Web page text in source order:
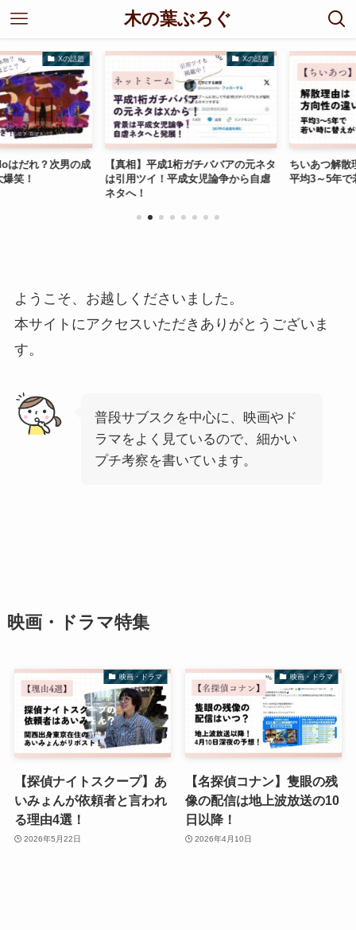
木の葉ぶろぐ
Xの話題
だれ？次男の成
！
Xの話題
【真相】平成1桁ガチババアの元ネタ
は引用ツイ！平成女児論争から自虐
ネタへ！
ちいあつ解散理
平均3～5年で
ようこそ、お越しくださいました。
本サイトにアクセスいただきありがとうございま
す。
普段サブスクを中心に、映画やド
ラマをよく見ているので、細かい
プチ考察を書いています。
映画・ドラマ特集
映画・ドラマ
【探偵ナイトスクープ】あ
いみょんが依頼者と言われ
る理由4選！
2026年5月22日
映画・ドラマ
【名探偵コナン】隻眼の残
像の配信は地上波放送の10
日以降！
2026年4月10日